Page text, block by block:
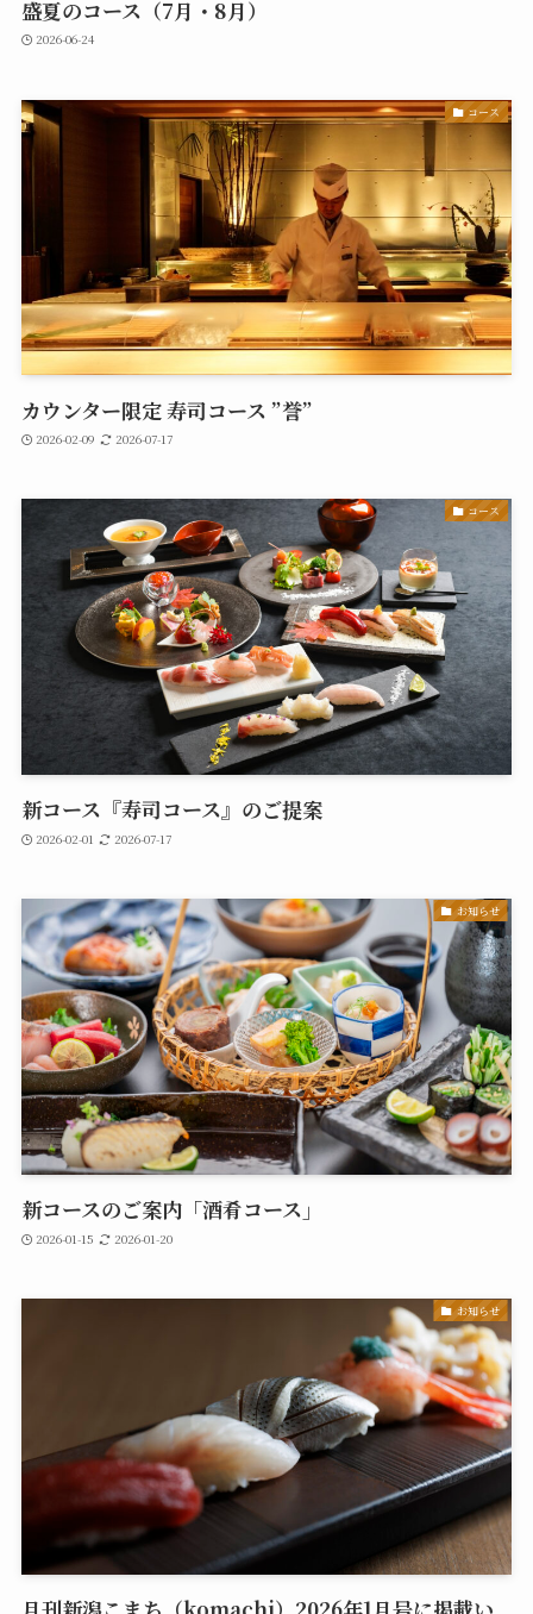
盛夏のコース（7月・8月）
2026-06-24
コース
カウンター限定 寿司コース ”誉”
2026-02-09 2026-07-17
コース
新コース『寿司コース』のご提案
2026-02-01 2026-07-17
お知らせ
新コースのご案内「酒肴コース」
2026-01-15 2026-01-20
お知らせ